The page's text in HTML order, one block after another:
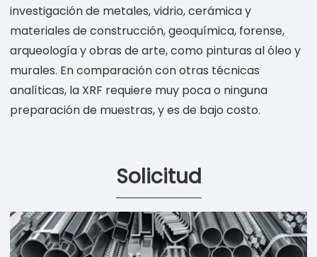
investigación de metales, vidrio, cerámica y
materiales de construcción, geoquímica, forense,
arqueología y obras de arte, como pinturas al óleo y
murales. En comparación con otras técnicas
analíticas, la XRF requiere muy poca o ninguna
preparación de muestras, y es de bajo costo.
Solicitud